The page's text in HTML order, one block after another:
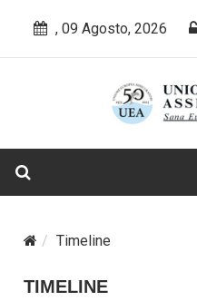
, 09 Agosto, 2026
Timeline
TIMELINE